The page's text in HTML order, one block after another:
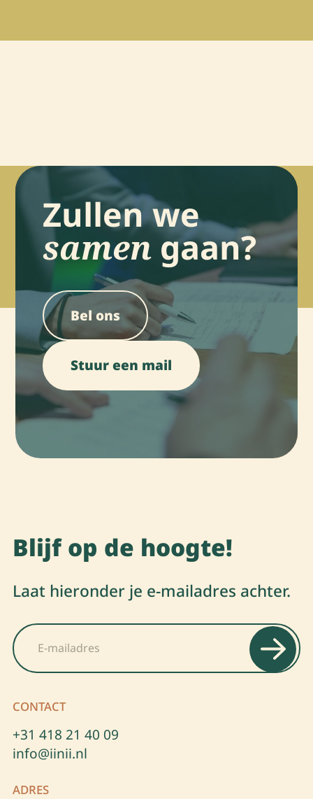
Zullen we
samengaan?
Bel ons
Stuur een mail
Blijf op de hoogte!
Laat hieronder je e-mailadres achter.
E
m
a
m
*
CONTACT
+31 418 21 40 09
info@iinii.nl
ADRES